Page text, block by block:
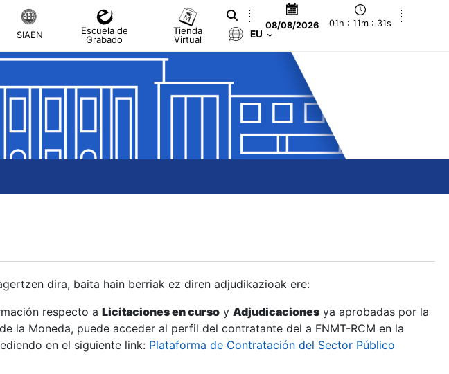
SIAEN
Escuela de
Grabado
Tienda
Virtual
08/08/2026 01h : 11m : 32s
EU
dira, baita hain berriak ez diren adjudikazioak ere:
respecto a Licitaciones en curso y Adjudicaciones ya aprobadas por la
la Moneda, puede acceder al perfil del contratante del a FNMT-RCM en la
en el siguiente link: Plataforma de Contratación del Sector Público